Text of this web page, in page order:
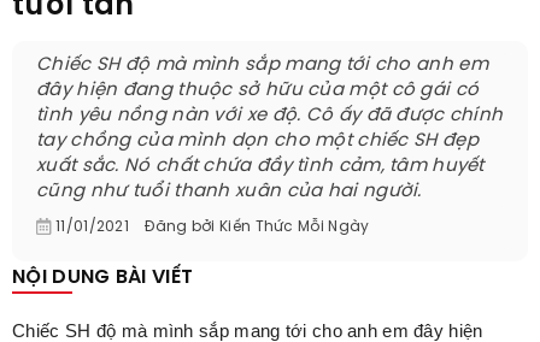
tươi tắn
Chiếc SH độ mà mình sắp mang tới cho anh em
đây hiện đang thuộc sở hữu của một cô gái có
tình yêu nồng nàn với xe độ. Cô ấy đã được chính
tay chồng của mình dọn cho một chiếc SH đẹp
xuất sắc. Nó chất chứa đầy tình cảm, tâm huyết
cũng như tuổi thanh xuân của hai người.
11/01/2021 Đăng bởi Kiến Thức Mỗi Ngày
NỘI DUNG BÀI VIẾT
Chiếc SH độ mà mình sắp mang tới cho anh em đây hiện